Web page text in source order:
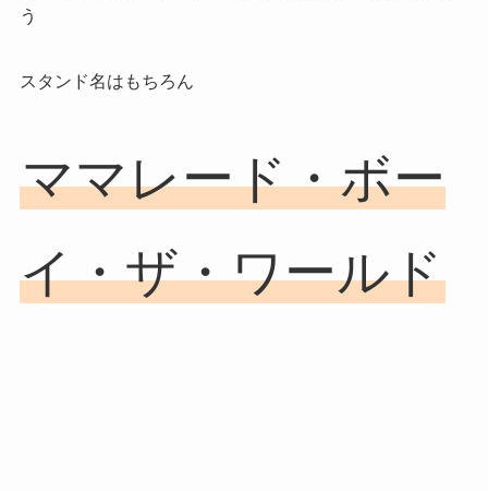
う
スタンド名はもちろん
ママレード・ボー
イ・ザ・ワールド